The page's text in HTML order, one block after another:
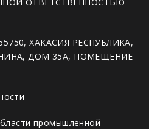
ХАКАСИЯ РЕСПУБЛИКА,
ДОМ 35А, ПОМЕЩЕНИЕ
промышленной